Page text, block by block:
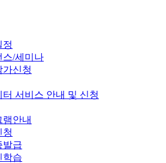
정
스/세미나
가신청
터 서비스 안내 및 신청
램안내
청
발급
학습